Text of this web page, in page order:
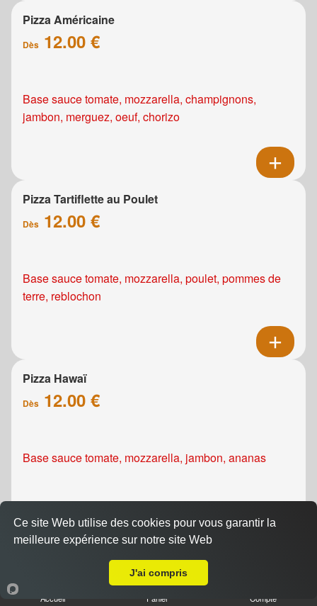
Pizza Américaine
Dès 12.00 €
Base sauce tomate, mozzarella, champignons,
jambon, merguez, oeuf, chorizo
Pizza Tartiflette au Poulet
Dès 12.00 €
Base sauce tomate, mozzarella, poulet, pommes de
terre, reblochon
Pizza Hawaï
Dès 12.00 €
Base sauce tomate, mozzarella, jambon, ananas
Accueil Panier Compte
Ce site Web utilise des cookies pour vous garantir la
meilleure expérience sur notre site Web
J'ai compris